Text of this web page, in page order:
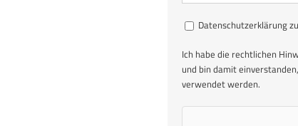
Datenschutzerklärung
Ich habe die rechtlichen
und bin damit
verwendet werden.